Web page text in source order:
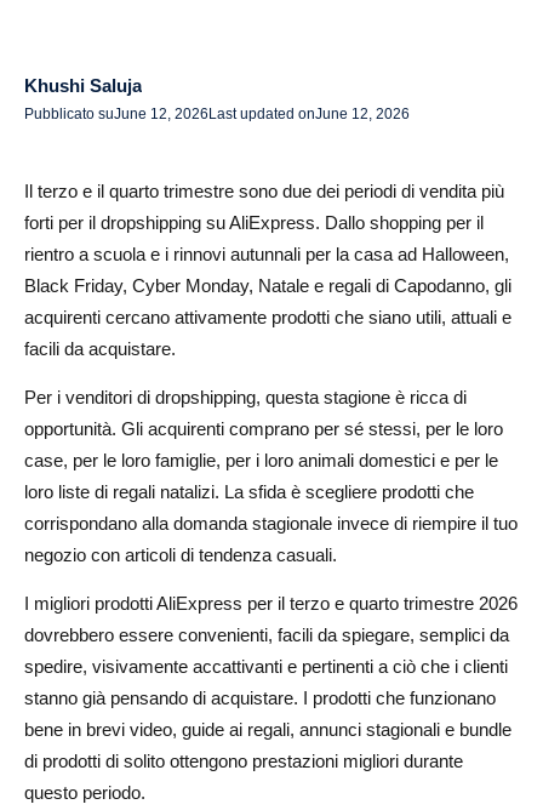
Categorie valide tutto l'anno che ottengono buoni risultati
Accessori di moda
Prodotti per il viaggio e l'organizzazione
Come vendere prodotti stagionali di AliExpress con
AliDrop
Consigli di marketing per i prodotti AliExpress del
terzo/quarto trimestre
Usa angolazioni di campagna stagionali
Crea brevi video di prodotto
Errori da evitare quando si vendono prodotti del
terzo/quarto trimestre
Domande frequenti sui prodotti AliExpress di tendenza
per il terzo/quarto trimestre 2026
Khushi Saluja
Pubblicato suJune 12, 2026 Last updated onJune 12, 2026
Il terzo e il quarto trimestre sono due dei periodi di vendita più
forti per il dropshipping su AliExpress. Dallo shopping per il
rientro a scuola e i rinnovi autunnali per la casa ad Halloween,
Black Friday, Cyber Monday, Natale e regali di Capodanno, gli
acquirenti cercano attivamente prodotti che siano utili, attuali e
facili da acquistare.
Per i venditori di dropshipping, questa stagione è ricca di
opportunità. Gli acquirenti comprano per sé stessi, per le loro
case, per le loro famiglie, per i loro animali domestici e per le
loro liste di regali natalizi. La sfida è scegliere prodotti che
corrispondano alla domanda stagionale invece di riempire il tuo
negozio con articoli di tendenza casuali.
I migliori prodotti AliExpress per il terzo e quarto trimestre 2026
dovrebbero essere convenienti, facili da spiegare, semplici da
spedire, visivamente accattivanti e pertinenti a ciò che i clienti
stanno già pensando di acquistare. I prodotti che funzionano
bene in brevi video, guide ai regali, annunci stagionali e bundle
di prodotti di solito ottengono prestazioni migliori durante
questo periodo.